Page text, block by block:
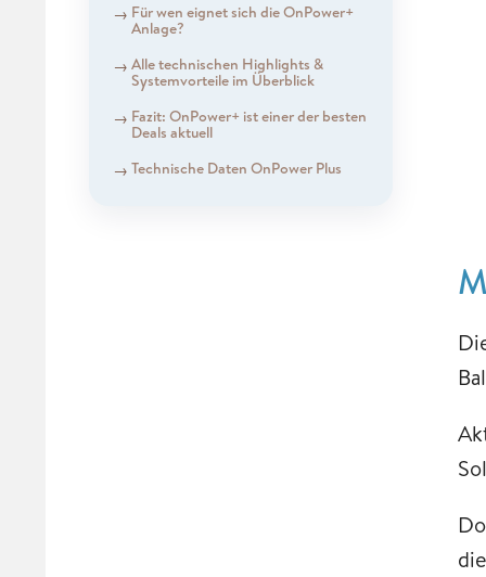
Für wen eignet sich die OnPower+
Anlage?
Alle technischen Highlights &
Systemvorteile im Überblick
Fazit: OnPower+ ist einer der besten
Deals aktuell
Technische Daten OnPower Plus